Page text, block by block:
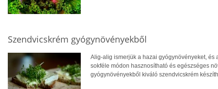
Szendvicskrém gyógynövényekből
Alig-alig ismerjük a hazai gyógynövényeket, és
sokféle módon hasznosítható és egészséges
gyógynövényekből kiváló szendvicskrém